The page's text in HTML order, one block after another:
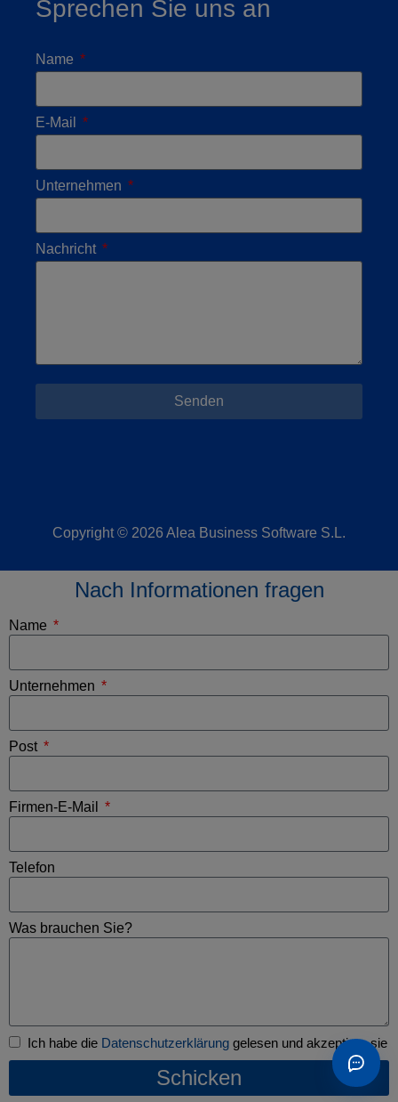
Sprechen Sie uns an
Name
E-Mail
Unternehmen
Nachricht
Senden
Copyright © 2026 Alea Business Software S.L.
Nach Informationen fragen
Name
Unternehmen
Post
Firmen-E-Mail
Telefon
Was brauchen Sie?
Ich habe die Datenschutzerklärung gelesen und akzeptiere sie
Schicken